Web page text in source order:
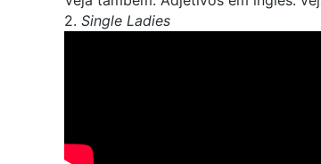
2. Single Ladies